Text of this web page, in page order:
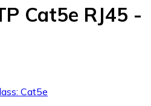
Cat5e RJ45 -
Cat5e